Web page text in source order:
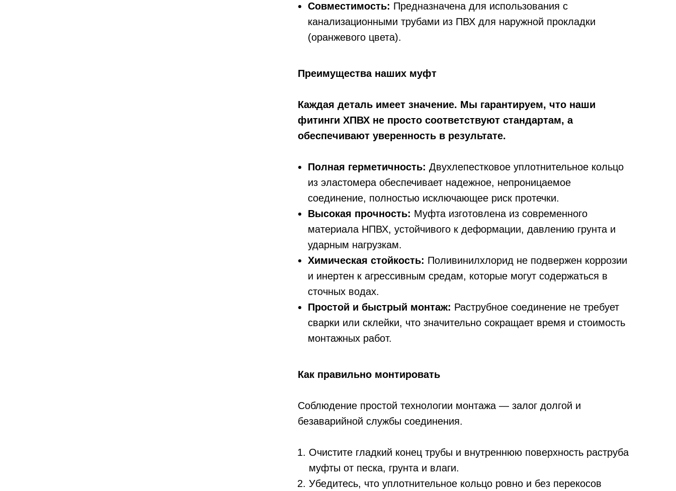
Совместимость: Предназначена для использования с
канализационными трубами из ПВХ для наружной прокладки
(оранжевого цвета).
Преимущества наших муфт
Каждая деталь имеет значение. Мы гарантируем, что наши
фитинги ХПВХ не просто соответствуют стандартам, а
обеспечивают уверенность в результате.
Полная герметичность: Двухлепестковое уплотнительное кольцо
из эластомера обеспечивает надежное, непроницаемое
соединение, полностью исключающее риск протечки.
Высокая прочность: Муфта изготовлена из современного
материала НПВХ, устойчивого к деформации, давлению грунта и
ударным нагрузкам.
Химическая стойкость: Поливинилхлорид не подвержен коррозии
и инертен к агрессивным средам, которые могут содержаться в
сточных водах.
Простой и быстрый монтаж: Раструбное соединение не требует
сварки или склейки, что значительно сокращает время и стоимость
монтажных работ.
Как правильно монтировать
Соблюдение простой технологии монтажа — залог долгой и
безаварийной службы соединения.
Очистите гладкий конец трубы и внутреннюю поверхность раструба
муфты от песка, грунта и влаги.
Убедитесь, что уплотнительное кольцо ровно и без перекосов